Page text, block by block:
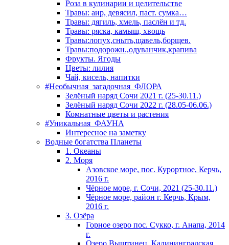
Роза в кулинарии и целительстве
Травы: аир, девясил, паст. сумка…
Травы: дягиль, хмель, паслён и тд.
Травы: ряска, камыш, хвощь
Травы:лопух,сныть,щавель,борщев.
Травы:подорожн.,одуванчик,крапива
Фрукты. Ягоды
Цветы: лилия
Чай, кисель, напитки
#Необычная_загадочная_ФЛОРА
Зелёный наряд Сочи 2021 г. (25-30.11.)
Зелёный наряд Сочи 2022 г. (28.05-06.06.)
Комнатные цветы и растения
#Уникальная_ФАУНА
Интересное на заметку
Водные богатства Планеты
1. Океаны
2. Моря
Азовское море, пос. Курортное, Керчь,
2016 г.
Чёрное море, г. Сочи, 2021 (25-30.11.)
Чёрное море, район г. Керчь, Крым,
2016 г.
3. Озёра
Горное озеро пос. Сукко, г. Анапа, 2014
г.
Озеро Выштинец. Калининградская